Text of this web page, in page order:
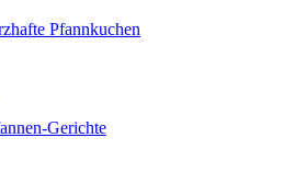
Pfannkuchen
Gerichte